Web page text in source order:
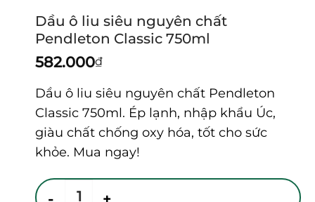
Dầu ô liu siêu nguyên chất
Pendleton Classic 750ml
582.000₫
Dầu ô liu siêu nguyên chất Pendleton
Classic 750ml. Ép lạnh, nhập khẩu Úc,
giàu chất chống oxy hóa, tốt cho sức
khỏe. Mua ngay!
Dầu ô liu siêu nguyên chất Pendleton Classic 750ml số